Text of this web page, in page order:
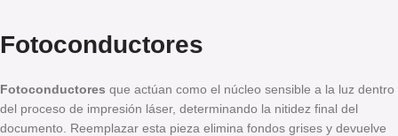
Fotoconductores
Fotoconductores que actúan como el núcleo sensible a la luz dentro
del proceso de impresión láser, determinando la nitidez final del
documento. Reemplazar esta pieza elimina fondos grises y devuelve